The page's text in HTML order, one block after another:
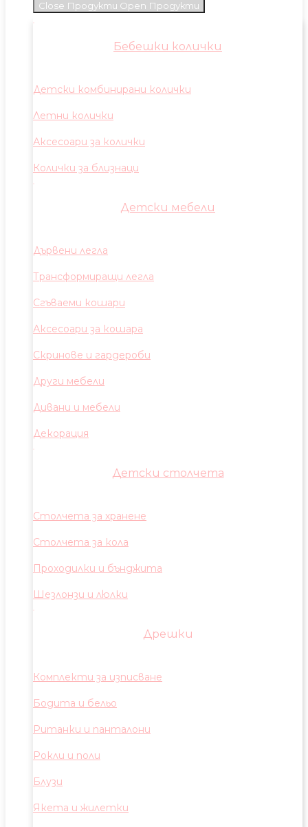
Close Продукти Open Продукти
Бебешки колички
Детски комбинирани колички
Летни колички
Аксесоари за колички
Колички за близнаци
Детски мебели
Дървени легла
Трансформиращи легла
Сгъваеми кошари
Аксесоари за кошара
Скринове и гардероби
Други мебели
Дивани и мебели
Декорация
Детски столчета
Столчета за хранене
Столчета за кола
Проходилки и бънджита
Шезлонзи и люлки
Дрешки
Комплекти за изписване
Бодита и бельо
Ританки и панталони
Рокли и поли
Блузи
Якета и жилетки